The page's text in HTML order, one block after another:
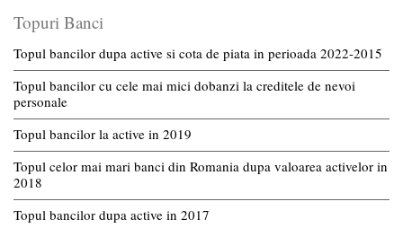
Topuri Banci
Topul bancilor dupa active si cota de piata in perioada 2022-2015
Topul bancilor cu cele mai mici dobanzi la creditele de nevoi
personale
Topul bancilor la active in 2019
Topul celor mai mari banci din Romania dupa valoarea activelor in
2018
Topul bancilor dupa active in 2017